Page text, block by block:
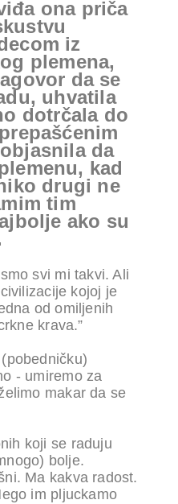
ona priča
iz
plemena,
da se
uhvatila
dotrčala do
da
kad
drugi ne
tim
ako su
svi mi takvi. Ali
kojoj je
od omiljenih
krava.”
- umiremo za
makar da se
koji se raduju
bolje.
Ma kakva radost.
im pljuckamo